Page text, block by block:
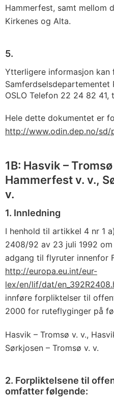
Hammerfest, samt mellom
Kirkenes og Alta.
5.
Ytterligere informasjon kan
OSLO Telefon 22 24 82
Hele dette dokumentet er
http://www.odin.dep.no/sd/
1B: Hasvik –
Hammerfest v. v.,
v.
1. Innledning
I henhold til artikkel 4 nr 1
2408/92 av 23 juli 1992
adgang til flyruter innenfor
http://europa.eu.int/eur-
lex/en/lif/dat/
innføre forpliktelser til
2000 for ruteflyginger på
Hasvik – Tromsø v. v.,
Sørkjosen – Tromsø v. v.
2. Forpliktelsene til
omfatter følgende: